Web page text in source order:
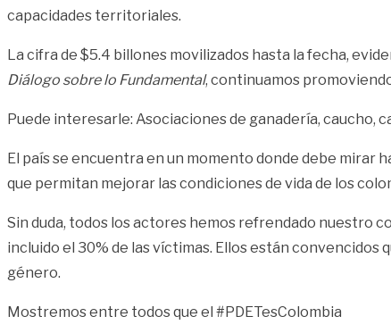
capacidades territoriales.
La cifra de $5.4 billones movilizados hasta la fecha,
Diálogo sobre lo Fundamental, continuamos
Puede interesarle: Asociaciones de ganadería, caucho,
El país se encuentra en un momento donde debe mirar
que permitan mejorar las condiciones de vida de los
Sin duda, todos los actores hemos refrendado nuestro
incluido el 30% de las víctimas. Ellos están convencidos
género.
Mostremos entre todos que el #PDETesColombia